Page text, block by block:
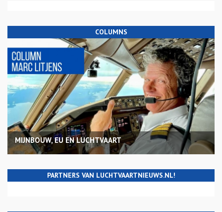
COLUMNS
MIJNBOUW, EU EN LUCHTVAART
PARTNERS VAN LUCHTVAARTNIEUWS.NL!